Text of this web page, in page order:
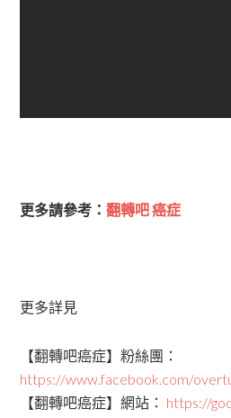
更多請參考：翻轉吧 癌症
更多詳見
【翻轉吧癌症】粉絲團：
https://www.facebook.com/
【翻轉吧癌症】網站： https://